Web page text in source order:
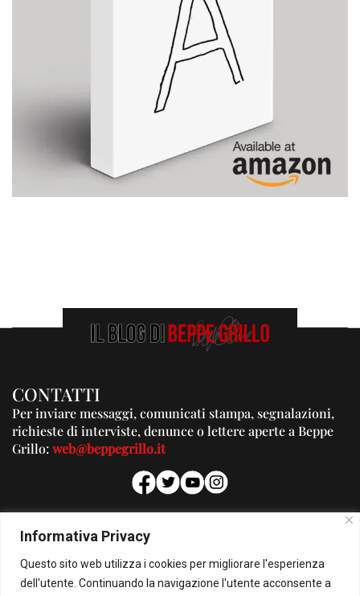
Informativa Privacy
Questo sito web utilizza i cookies per migliorare l'esperienza
dell'utente. Continuando la navigazione l'utente acconsente a
CONTATTI
Per inviare messaggi, comunicati stampa, segnalazioni,
richieste di interviste, denunce o lettere aperte a Beppe
Grillo:web@beppegrillo.it
PUBBLICITA'
Per la tua pubblicità su questo Blog:
pubblicita@beppegrillo.it